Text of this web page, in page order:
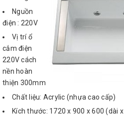
Nguồn
điện : 220V
Vị trí ổ
cắm điện
220V cách
nền hoàn
thiện 300mm
Chất liệu: Acrylic (nhựa cao cấp)
Kích thước: 1720 x 900 x 600 (dài